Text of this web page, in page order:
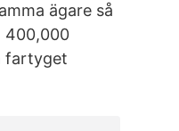
ägare så
400,000
fartyget